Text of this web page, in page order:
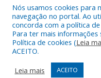
Todos os direitos
Mapa do Site
Acessar
Nós usamos cookies para
navegação no portal. Ao
concorda com a política
Para ter mais
Política de cookies (Leia
ACEITO.
Leia mais
ACEITO